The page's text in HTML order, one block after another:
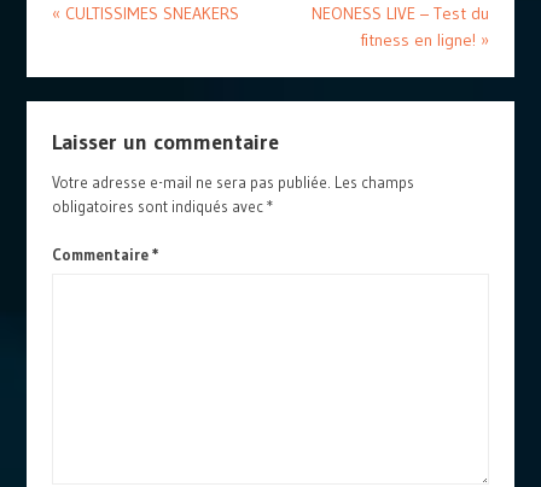
« CULTISSIMES SNEAKERS
NEONESS LIVE – Test du
fitness en ligne! »
Laisser un commentaire
Votre adresse e-mail ne sera pas publiée. Les champs
obligatoires sont indiqués avec*
Commentaire*